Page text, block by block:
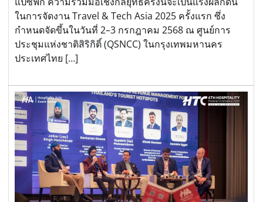
ในการจัดงาน Travel & Tech Asia 2025 ครั้งแรก ซึ่ง
กำหนดจัดขึ้นในวันที่ 2–3 กรกฎาคม 2568 ณ ศูนย์การ
ประชุมแห่งชาติสิริกิติ์ (QSNCC) ในกรุงเทพมหานคร
ประเทศไทย […]